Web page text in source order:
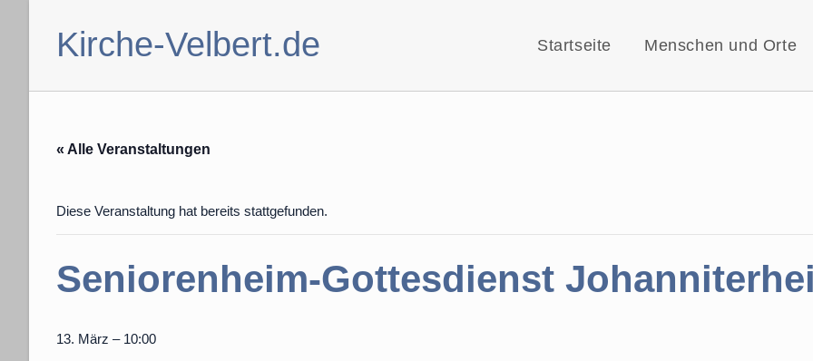
Kirche-Velbert.de Startseite Menschen und Orte
« Alle Veranstaltungen
Diese Veranstaltung hat bereits stattgefunden.
Seniorenheim-Gottesdienst
13. März – 10:00